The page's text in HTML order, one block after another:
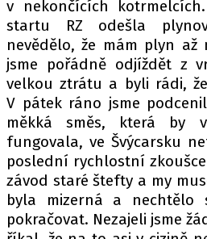
v nekončících
startu RZ odešla
nevědělo, že mám plyn až
jsme pořádně odjíždět z
velkou ztrátu a byli rádi,
V pátek ráno jsme
měkká směs, která by
fungovala, ve Švýcarsku
poslední rychlostní
závod staré štefty a my
byla mizerná a
pokračovat. Nezajeli jsme